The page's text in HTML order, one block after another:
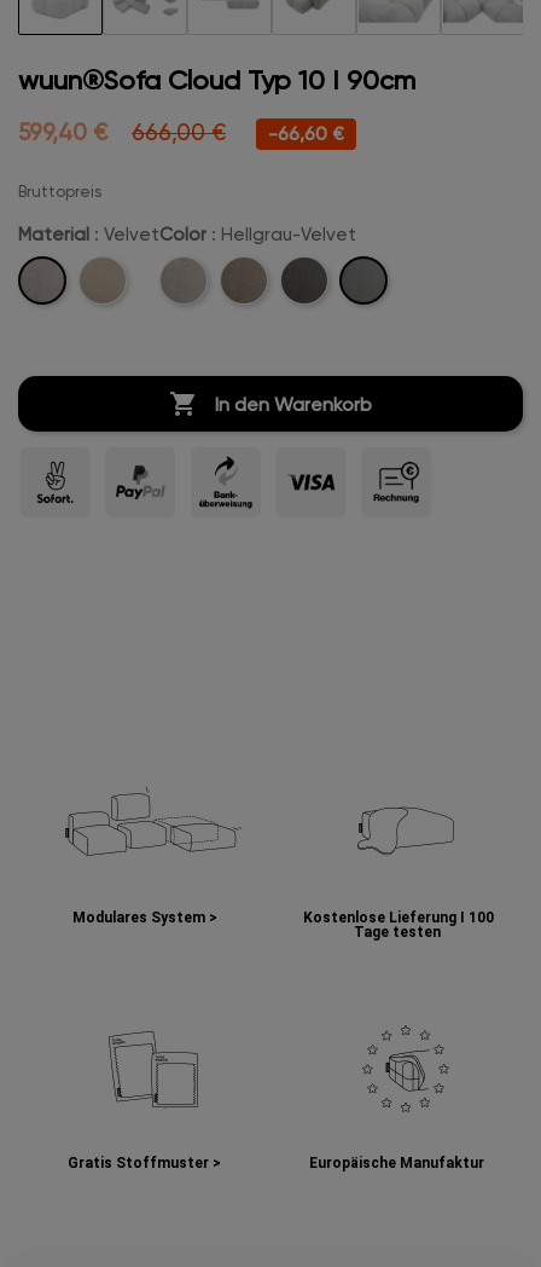
wuun®Sofa Cloud Typ 10 I 90cm
599,40 € 666,00 € -66,60 €
Bruttopreis
Material : Velvet
Velvet Boucle
Color : Hellgrau-Velvet
Beige-
Camel-Anthrazit-Hellgrau-
Velvet
 In den Warenkorb
Modulares System > Kostenlose Lieferung I 100
Tage testen
Gratis Stoffmuster > Europäische Manufaktur